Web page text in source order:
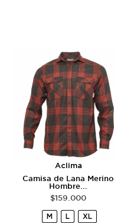
Aclima
Camisa de Lana Merino
Hombre...
$159.000
M L XL